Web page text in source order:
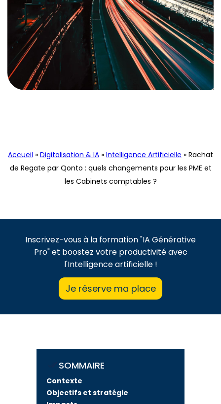
Accueil » Digitalisation & IA » Intelligence Artificielle » Rachat
de Regate par Qonto : quels changements pour les PME et
les Cabinets comptables ?
Inscrivez-vous à la formation "IA Générative
Pro" et boostez votre productivité avec
l'Intelligence artificielle !
Je réserve ma place
SOMMAIRE
Contexte
Objectifs et stratégie